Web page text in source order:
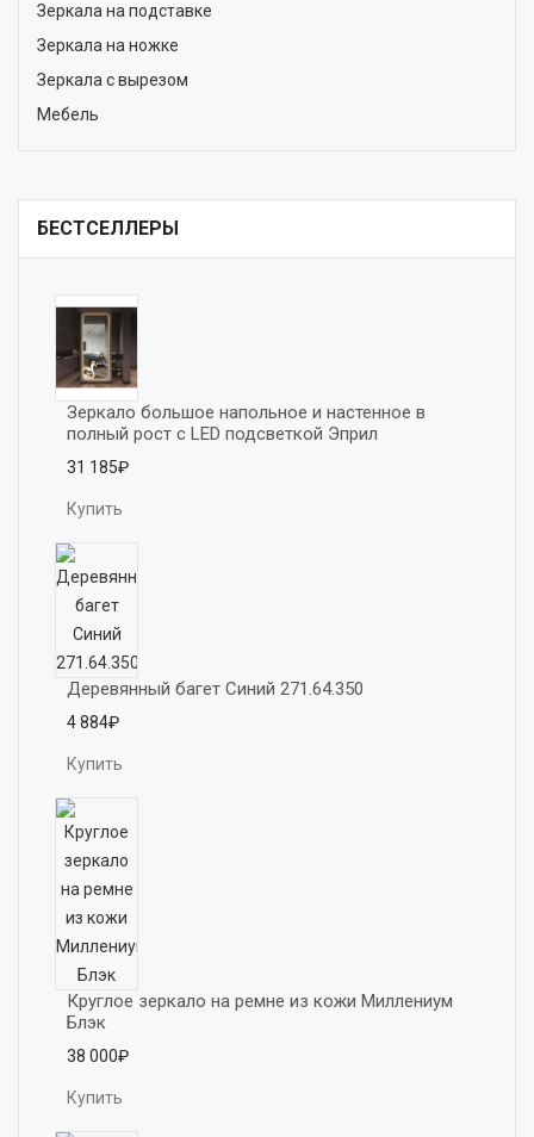
Зеркала на подставке
Зеркала на ножке
Зеркала с вырезом
Мебель
БЕСТСЕЛЛЕРЫ
Зеркало большое напольное и настенное в
полный рост с LED подсветкой Эприл
31 185₽
Купить
Деревянный багет Синий 271.64.350
4 884₽
Купить
Круглое зеркало на ремне из кожи Миллениум
Блэк
38 000₽
Купить